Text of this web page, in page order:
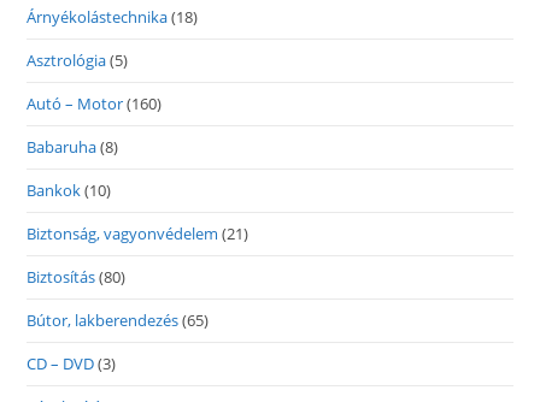
Árnyékolástechnika(18)
Asztrológia(5)
Autó – Motor(160)
Babaruha(8)
Bankok(10)
Biztonság, vagyonvédelem (21)
Biztosítás(80)
Bútor, lakberendezés(65)
CD – DVD(3)